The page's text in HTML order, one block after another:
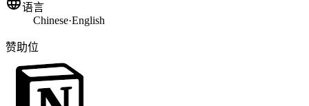
语言
Chinese·English
赞助位